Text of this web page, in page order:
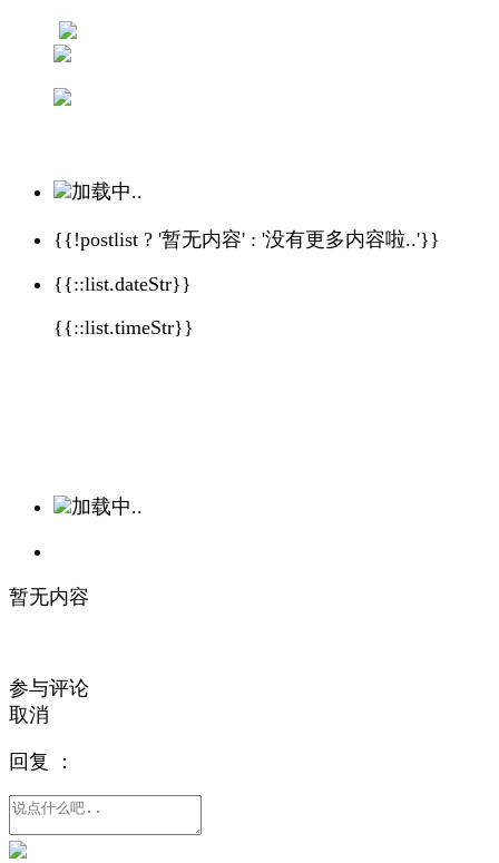
加载中..
{{!postlist ? '暂无内容' : '没有更多内容啦..'}}
{{::list.dateStr}}
{{::list.timeStr}}
加载中..
暂无内容
参与评论
取消
回复 ：